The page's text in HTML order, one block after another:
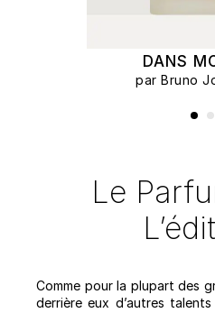
DANS
par Bruno
Le
Comme pour la plupart des
derrière eux d’autres